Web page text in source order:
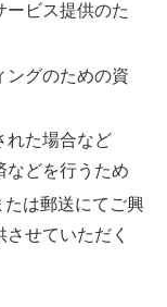
ービス提供のた
ングのための資
れた場合など
などを行うため
は郵送にてご興
せていただく